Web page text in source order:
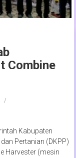
Combine
Kabupaten
Pertanian (DKPP)
Harvester (mesin